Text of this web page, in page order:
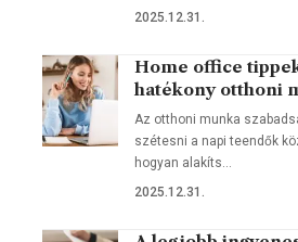
2025.12.31.
Home office
hatékony otthoni
Az otthoni munka
szétesni a napi teendők
hogyan alakíts…
2025.12.31.